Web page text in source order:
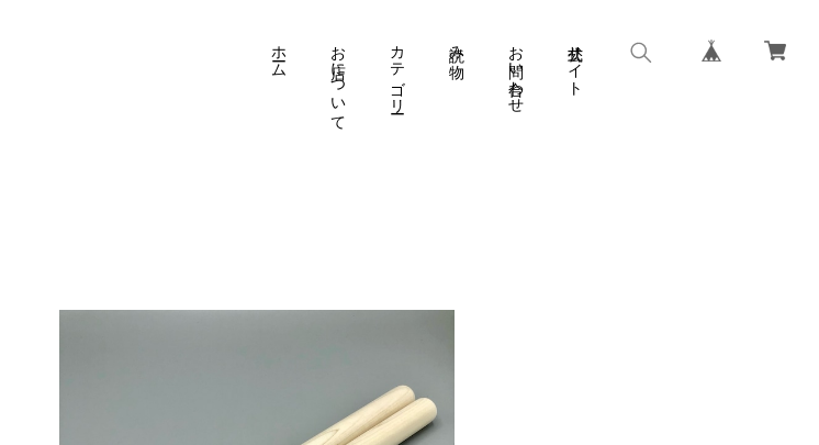
ホーム お店について カテゴリー 読み物 お問い合わせ 公式サイト